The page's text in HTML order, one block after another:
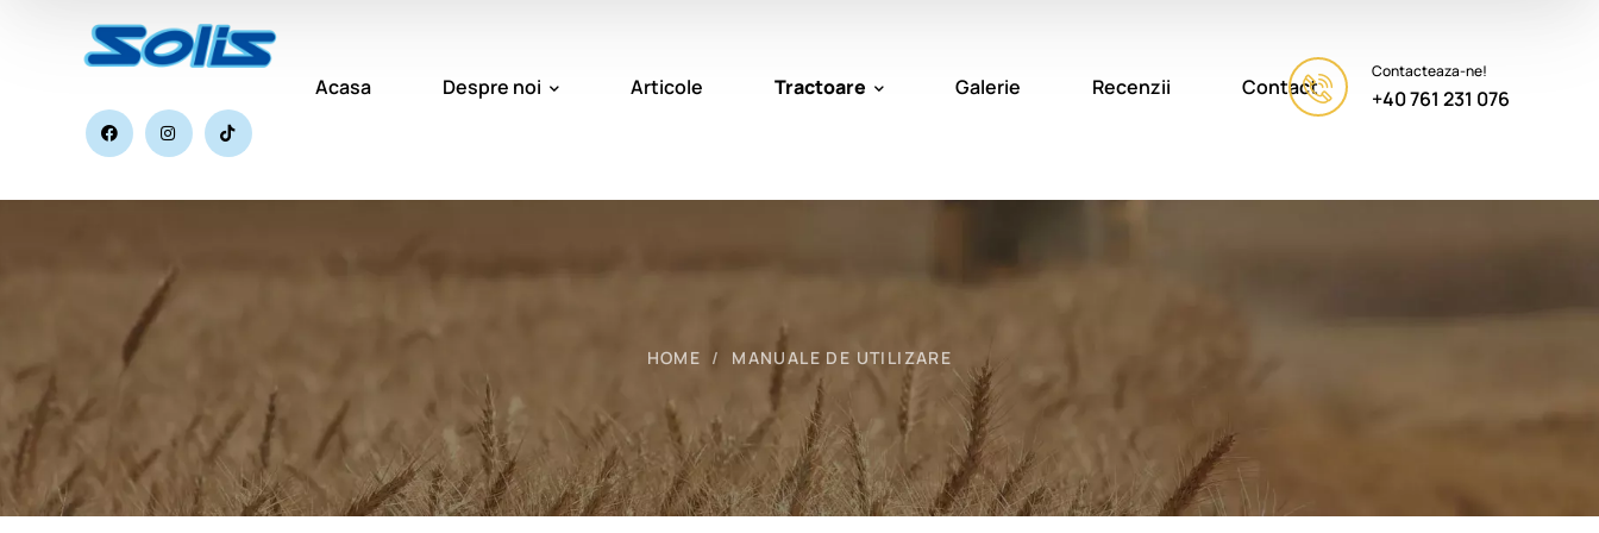
Acasa Despre noi Articole Tractoare Galerie Recenzii Contact
Contacteaza-ne!
+40 761 231 076
HOME MANUALE DE UTILIZARE